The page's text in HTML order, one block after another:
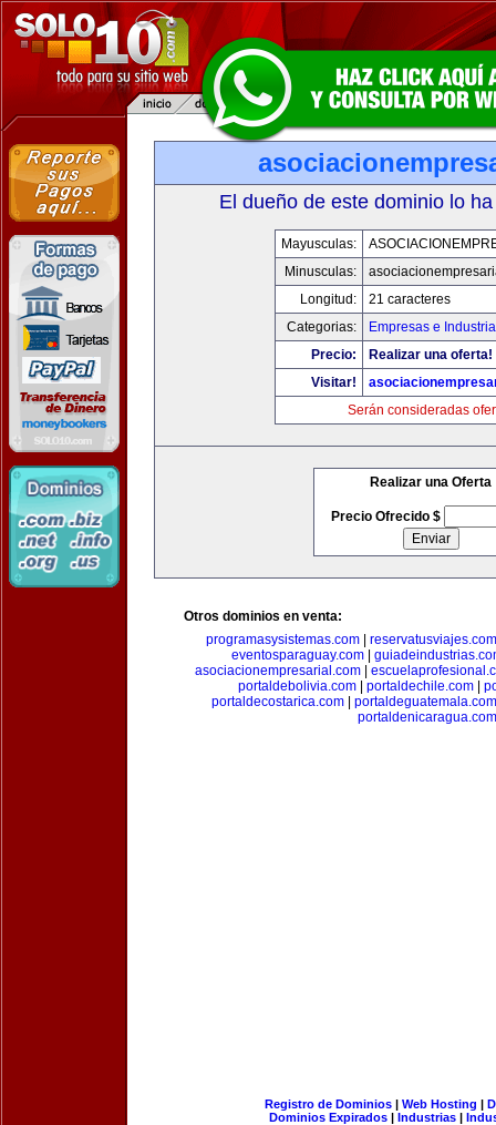
El dueño de este dominio lo
Mayusculas:
Minusculas:
Longitud:
21 caracteres
Categorias:
Empresas e
Precio:
Realizar una oferta!
Visitar!
Serán consideradas
Realizar una Oferta
Precio Ofrecido $
Otros dominios en venta:
programasysistemas.com
reservatusviajes.com
eventosparaguay.com
asociacionempresarial.com|
portaldebolivia.com| portaldechile.com|
portaldecostarica.com
portaldeguatemala.com
portaldenicaragua.com
Registro de Dominios| Web Hosting |
Dominios Expirados | Industrias |